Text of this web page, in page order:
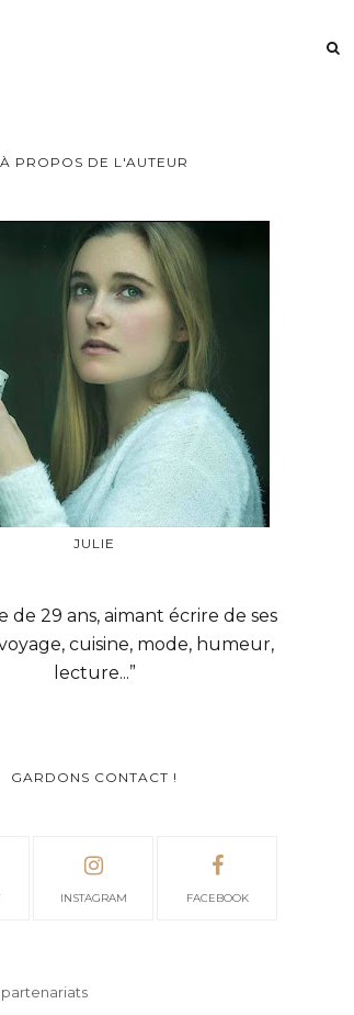
À PROPOS DE L'AUTEUR
JULIE
de 29 ans, aimant écrire de ses
voyage, cuisine, mode, humeur,
lecture...”
GARDONS CONTACT !
INSTAGRAM FACEBOOK